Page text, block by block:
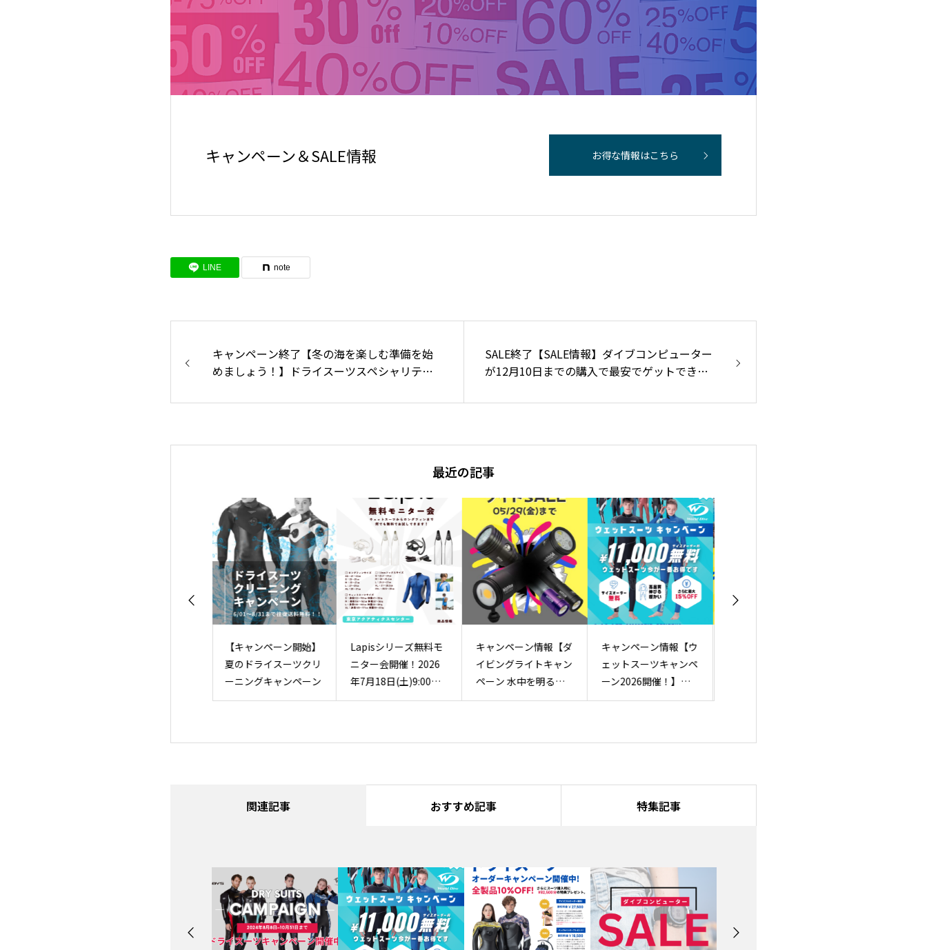
キャンペーン＆SALE情報 お得な情報はこちら
LINE note
キャンペーン終了【冬の海を楽しむ準備を始
めましょう！】ドライスーツスペシャリティ
SALE終了【SALE情報】ダイブコンピューター
が12月10日までの購入で最安でゲットでき
最近の記事
Lapisシリーズ無料モ
ニター会開催！2026
年7月18日(土)9:00～
11:00スーパープール
キャンペーン情報【ダ
イビングライトキャン
ペーン 水中を明るく
照らそう！】
キャンペーン情報【ウ
ェットスーツキャンペ
ーン2026開催！】ダ
イビングが本気で楽し
【4月～6月受講がお
得！】ダイビングライ
センス申込キャンペー
ン！
関連記事 おすすめ記事 特集記事